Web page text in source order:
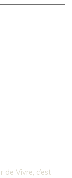
de Vivre, c’est